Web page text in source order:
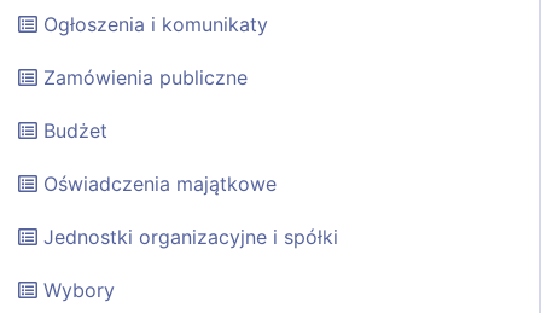
Ogłoszenia i komunikaty
Zamówienia publiczne
Budżet
Oświadczenia majątkowe
Jednostki organizacyjne i spółki
Wybory